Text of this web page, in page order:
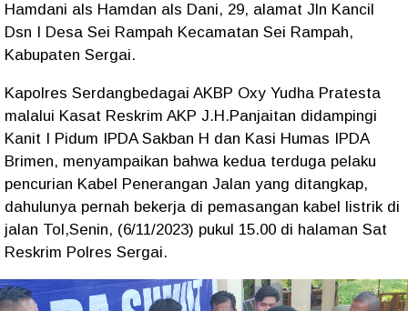
Hamdani als Hamdan als Dani, 29, alamat Jln Kancil
Dsn I Desa Sei Rampah Kecamatan Sei Rampah,
Kabupaten Sergai.
Kapolres Serdangbedagai AKBP Oxy Yudha Pratesta
malalui Kasat Reskrim AKP J.H.Panjaitan didampingi
Kanit I Pidum IPDA Sakban H dan Kasi Humas IPDA
Brimen, menyampaikan bahwa kedua terduga pelaku
pencurian Kabel Penerangan Jalan yang ditangkap,
dahulunya pernah bekerja di pemasangan kabel listrik di
jalan Tol,Senin, (6/11/2023) pukul 15.00 di halaman Sat
Reskrim Polres Sergai.